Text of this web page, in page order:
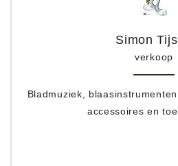
Simon
verkoop
Bladmuziek,
accessoires en